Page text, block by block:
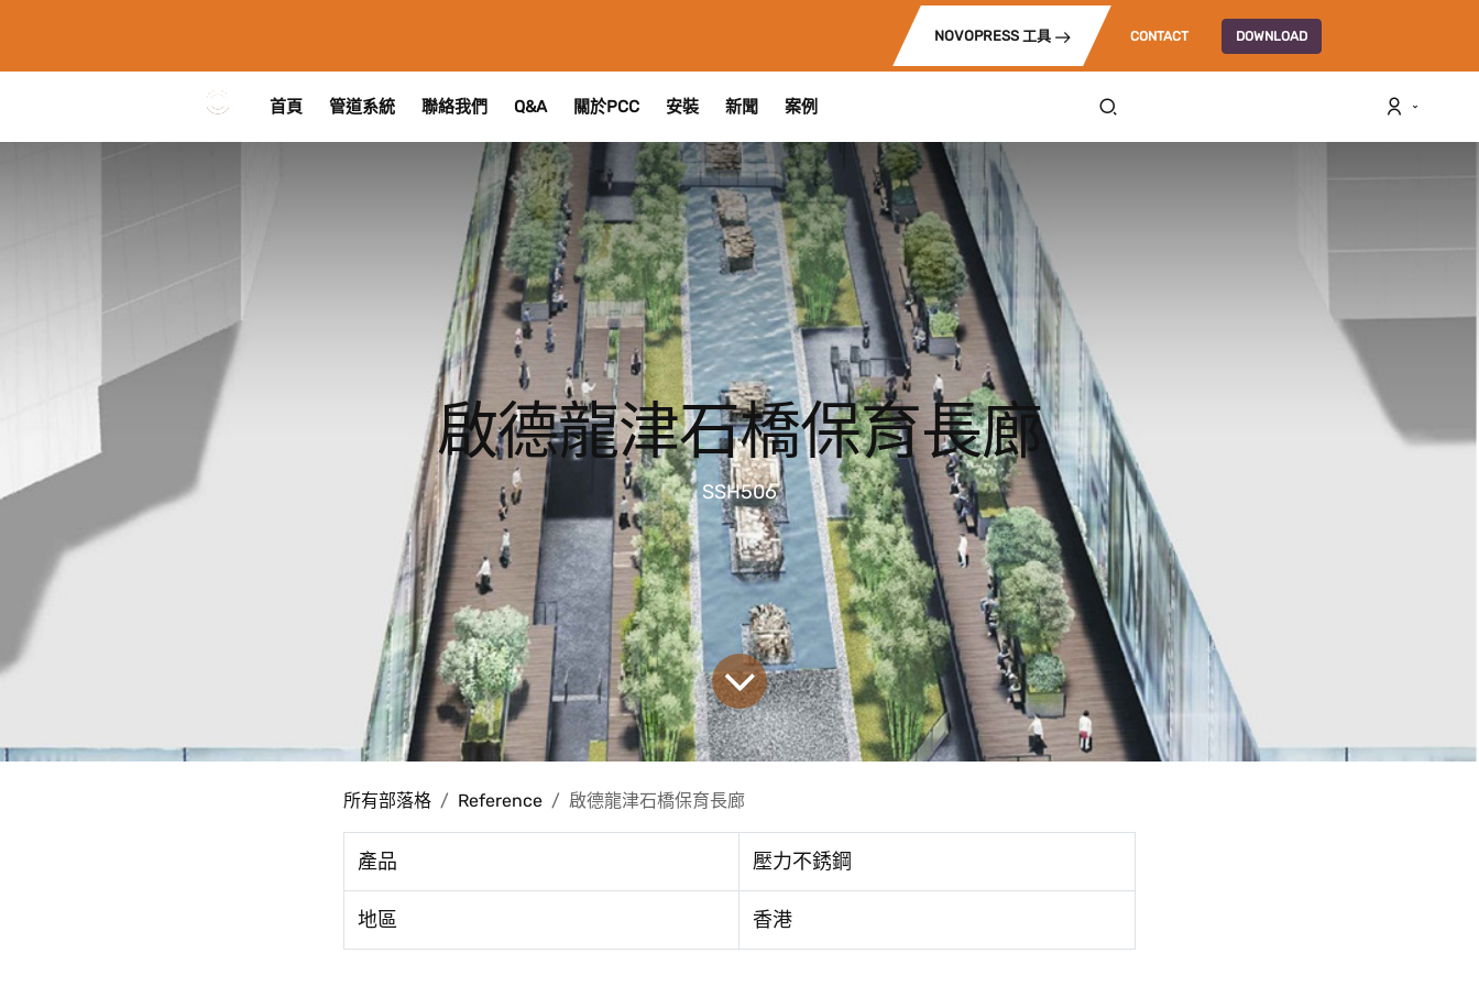
NOVOPRESS 工具 CONTACT DOWNLOAD
首頁 管道系統 聯絡我們 Q&A 關於PCC 安裝 新聞 案例
啟德龍津石橋保育長廊
SSH506
所有部落格 Reference 啟德龍津石橋保育長廊
產品 壓力不銹鋼
地區 香港